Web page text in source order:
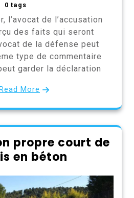
0 tags
l’avocat de l’accusation
des faits qui seront
de la défense peut
type de commentaire
garder la déclaration
More
propre court de
en béton